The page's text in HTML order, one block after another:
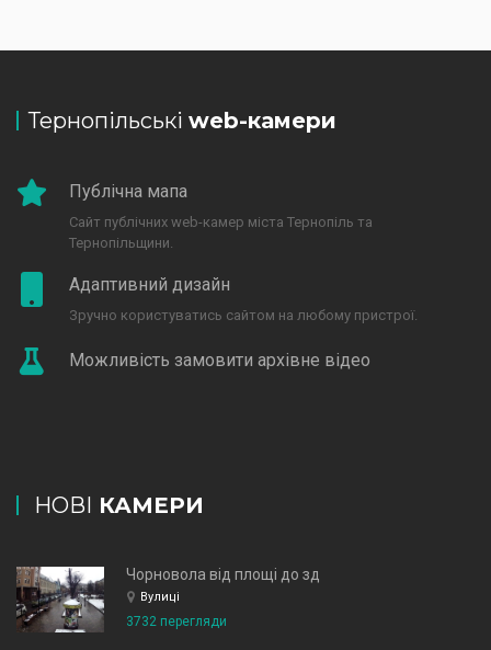
Тернопільські web-камери
Публічна мапа
Сайт публічних web-камер міста Тернопіль та
Тернопільщини.
Адаптивний дизайн
Зручно користуватись сайтом на любому пристрої.
Можливість замовити архівне відео
НОВІ КАМЕРИ
Чорновола від площі до зд
Вулиці
3732 перегляди